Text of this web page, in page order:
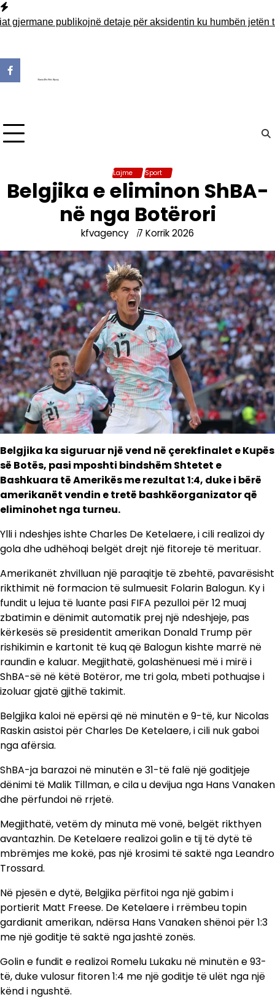
Skip
to
publikojnë detaje për aksidentin ku humbën jetën tre
Lajme Sport
Belgjika e eliminon ShBA-
në nga Botërori
kfvagency 7 Korrik 2026
Belgjika ka siguruar një vend në çerekfinalet e Kupës
së Botës, pasi mposhti bindshëm Shtetet e
Bashkuara të Amerikës me rezultat 1:4, duke i bërë
amerikanët vendin e tretë bashkëorganizator që
eliminohet nga turneu.
Ylli i ndeshjes ishte Charles De Ketelaere, i cili realizoi dy
gola dhe udhëhoqi belgët drejt një fitoreje të merituar.
Amerikanët zhvilluan një paraqitje të zbehtë, pavarësisht
rikthimit në formacion të sulmuesit Folarin Balogun. Ky i
fundit u lejua të luante pasi FIFA pezulloi për 12 muaj
zbatimin e dënimit automatik prej një ndeshjeje, pas
kërkesës së presidentit amerikan Donald Trump për
rishikimin e kartonit të kuq që Balogun kishte marrë në
raundin e kaluar. Megjithatë, golashënuesi më i mirë i
ShBA-së në këtë Botëror, me tri gola, mbeti pothuajse i
izoluar gjatë gjithë takimit.
Belgjika kaloi në epërsi që në minutën e 9-të, kur Nicolas
Raskin asistoi për Charles De Ketelaere, i cili nuk gaboi
nga afërsia.
ShBA-ja barazoi në minutën e 31-të falë një goditjeje
dënimi të Malik Tillman, e cila u devijua nga Hans Vanaken
dhe përfundoi në rrjetë.
Megjithatë, vetëm dy minuta më vonë, belgët rikthyen
avantazhin. De Ketelaere realizoi golin e tij të dytë të
mbrëmjes me kokë, pas një krosimi të saktë nga Leandro
Trossard.
Në pjesën e dytë, Belgjika përfitoi nga një gabim i
portierit Matt Freese. De Ketelaere i rrëmbeu topin
gardianit amerikan, ndërsa Hans Vanaken shënoi për 1:3
me një goditje të saktë nga jashtë zonës.
Golin e fundit e realizoi Romelu Lukaku në minutën e 93-
të, duke vulosur fitoren 1:4 me një goditje të ulët nga një
kënd i ngushtë.